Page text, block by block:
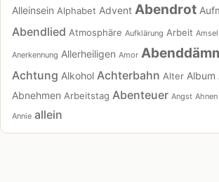
Alleinsein Alphabet Advent Abendrot
Abendlied Atmosphäre Aufklärung Arbeit Amsel
Anerkennung Allerheiligen Amor
Achtung Alkohol Achterbahn Alter Album
Abnehmen Arbeitstag Abenteuer Angst Ahnen
Annie allein